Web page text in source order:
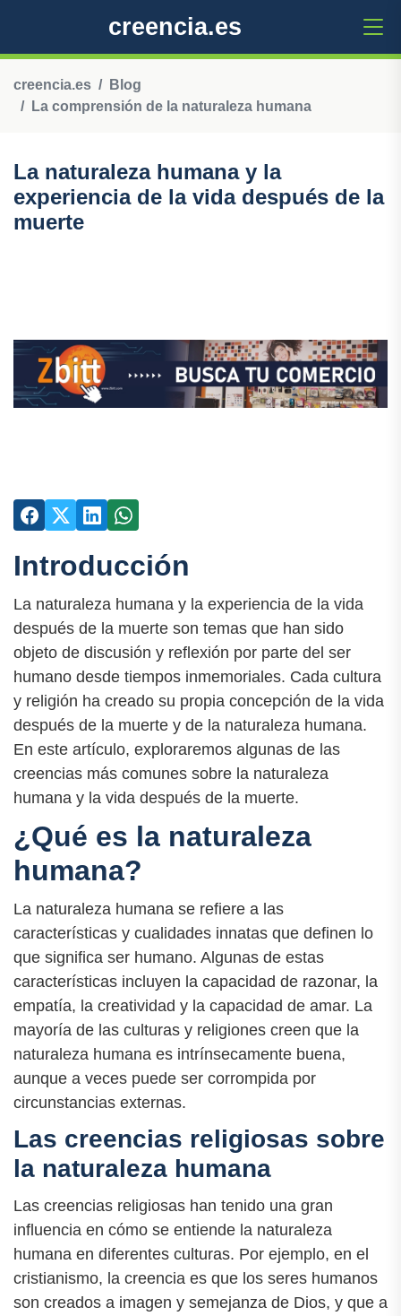
creencia.es
creencia.es
Blog
La comprensión de la naturaleza humana
La naturaleza humana y la
experiencia de la vida después de la
muerte
Introducción
La naturaleza humana y la experiencia de la vida
después de la muerte son temas que han sido
objeto de discusión y reflexión por parte del ser
humano desde tiempos inmemoriales. Cada cultura
y religión ha creado su propia concepción de la vida
después de la muerte y de la naturaleza humana.
En este artículo, exploraremos algunas de las
creencias más comunes sobre la naturaleza
humana y la vida después de la muerte.
¿Qué es la naturaleza
humana?
La naturaleza humana se refiere a las
características y cualidades innatas que definen lo
que significa ser humano. Algunas de estas
características incluyen la capacidad de razonar, la
empatía, la creatividad y la capacidad de amar. La
mayoría de las culturas y religiones creen que la
naturaleza humana es intrínsecamente buena,
aunque a veces puede ser corrompida por
circunstancias externas.
Las creencias religiosas sobre
la naturaleza humana
Las creencias religiosas han tenido una gran
influencia en cómo se entiende la naturaleza
humana en diferentes culturas. Por ejemplo, en el
cristianismo, la creencia es que los seres humanos
son creados a imagen y semejanza de Dios, y que a